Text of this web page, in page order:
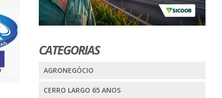
CATEGORIAS
AGRONEGÓCIO
CERRO LARGO 65 ANOS